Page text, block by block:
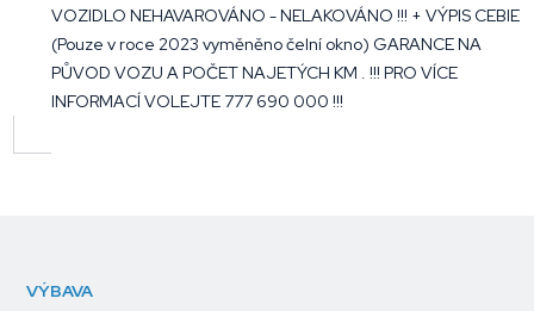
VOZIDLO NEHAVAROVÁNO - NELAKOVÁNO !!! + VÝPIS CEBIE
(Pouze v roce 2023 vyměněno čelní okno) GARANCE NA
PŮVOD VOZU A POČET NAJETÝCH KM . !!! PRO VÍCE
INFORMACÍ VOLEJTE 777 690 000 !!!
VÝBAVA